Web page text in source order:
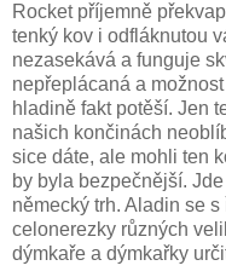
Rocket příjemně
tenký kov i odfláknutou
nezasekává a funguje
nepřeplácaná a
hladině fakt potěší. Jen
našich končinách
sice dáte, ale mohli ten
by byla bezpečnější.
německý trh. Aladin se
celonerezky různých
dýmkaře a dýmkařky